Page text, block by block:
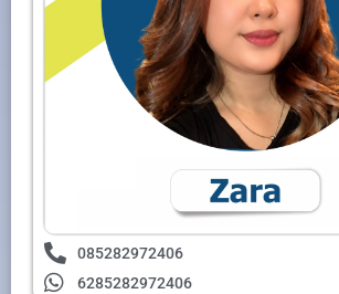
085282972406
6285282972406